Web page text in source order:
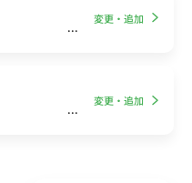
変更・追加
変更・追加